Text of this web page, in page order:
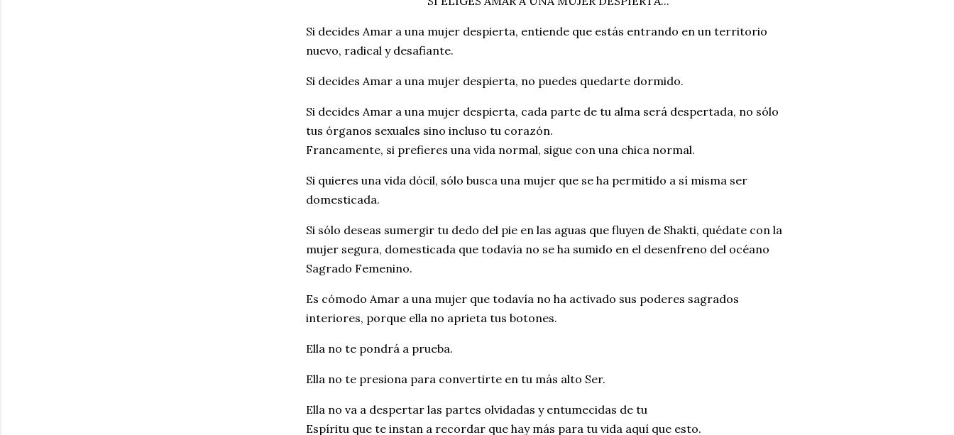
Si decides Amar a una mujer despierta, entiende que estás entrando en un territorio
nuevo, radical y desafiante.
Si decides Amar a una mujer despierta, no puedes quedarte dormido.
Si decides Amar a una mujer despierta, cada parte de tu alma será despertada, no sólo
tus órganos sexuales sino incluso tu corazón.
Francamente, si prefieres una vida normal, sigue con una chica normal.
Si quieres una vida dócil, sólo busca una mujer que se ha permitido a sí misma ser
domesticada.
Si sólo deseas sumergir tu dedo del pie en las aguas que fluyen de Shakti, quédate con la
mujer segura, domesticada que todavía no se ha sumido en el desenfreno del océano
Sagrado Femenino.
Es cómodo Amar a una mujer que todavía no ha activado sus poderes sagrados
interiores, porque ella no aprieta tus botones.
Ella no te pondrá a prueba.
Ella no te presiona para convertirte en tu más alto Ser.
Ella no va a despertar las partes olvidadas y entumecidas de tu
Espíritu que te instan a recordar que hay más para tu vida aquí que esto.